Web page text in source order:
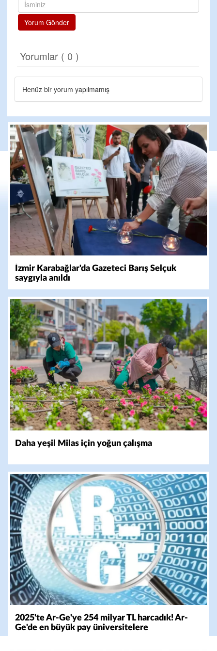
Yorum Gönder
Yorumlar ( 0 )
Henüz bir yorum yapılmamış
İzmir Karabağlar'da Gazeteci Barış Selçuk
saygıyla anıldı
Daha yeşil Milas için yoğun çalışma
2025'te Ar-Ge'ye 254 milyar TL harcadık! Ar-
Ge'de en büyük pay üniversitelere